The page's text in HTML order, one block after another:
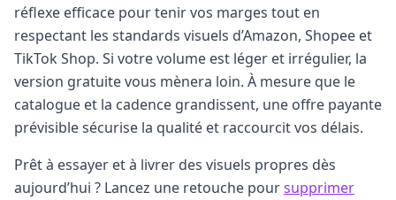
réflexe efficace pour tenir vos marges tout en
respectant les standards visuels d’Amazon, Shopee et
TikTok Shop. Si votre volume est léger et irrégulier, la
version gratuite vous mènera loin. À mesure que le
catalogue et la cadence grandissent, une offre payante
prévisible sécurise la qualité et raccourcit vos délais.
Prêt à essayer et à livrer des visuels propres dès
aujourd’hui ? Lancez une retouche poursupprimer